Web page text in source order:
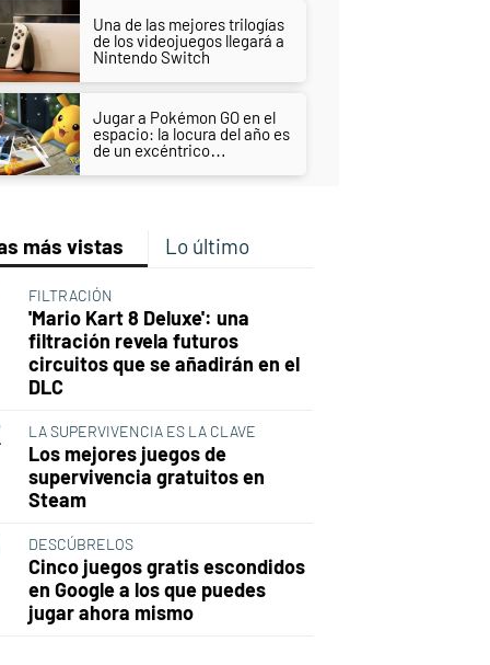
Una de las mejores trilogías
de los videojuegos llegará a
Nintendo Switch
Jugar a Pokémon GO en el
espacio: la locura del año es
de un excéntrico
más vistas Lo último
FILTRACIÓN
'Mario Kart 8 Deluxe': una
filtración revela futuros
circuitos que se añadirán en el
DLC
LA SUPERVIVENCIA ES LA CLAVE
Los mejores juegos de
supervivencia gratuitos en
Steam
DESCÚBRELOS
Cinco juegos gratis escondidos
en Google a los que puedes
jugar ahora mismo